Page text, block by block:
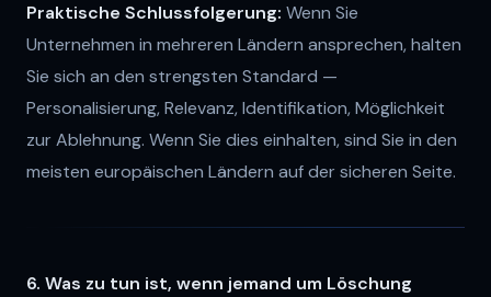
Praktische Schlussfolgerung: Wenn Sie
Unternehmen in mehreren Ländern ansprechen, halten
Sie sich an den strengsten Standard —
Personalisierung, Relevanz, Identifikation, Möglichkeit
zur Ablehnung. Wenn Sie dies einhalten, sind Sie in den
meisten europäischen Ländern auf der sicheren Seite.
6. Was zu tun ist, wenn jemand um Löschung